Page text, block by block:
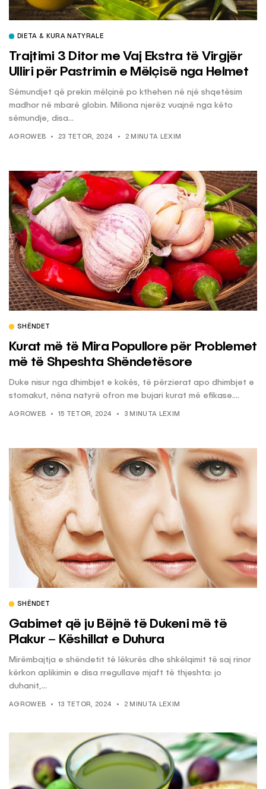
DIETA & KURA NATYRALE
Trajtimi 3 Ditor me Vaj Ekstra të Virgjër
Ulliri për Pastrimin e Mëlçisë nga Helmet
Sëmundjet që prekin mëlçinë po kthehen në një shqetësim
madhor në mbarë globin. Miliona njerëz vuajnë nga këto
sëmundje, disa...
AGROWEB 23 TETOR, 2024 2 MINUTA LEXIM
SHËNDET
Kurat më të Mira Popullore për Problemet
më të Shpeshta Shëndetësore
Duke nisur nga dhimbjet e kokës, të përzierat apo dhimbjet e
stomakut, nëna natyrë ofron me bujari kurat më efikase....
AGROWEB 15 TETOR, 2024 3 MINUTA LEXIM
SHËNDET
Gabimet që ju Bëjnë të Dukeni më të
Plakur – Këshillat e Duhura
Mirëmbajtja e shëndetit të lëkurës dhe shkëlqimit të saj rinor
kërkon aplikimin e disa rregullave mjaft të thjeshta: jo
duhanit,...
AGROWEB 13 TETOR, 2024 2 MINUTA LEXIM